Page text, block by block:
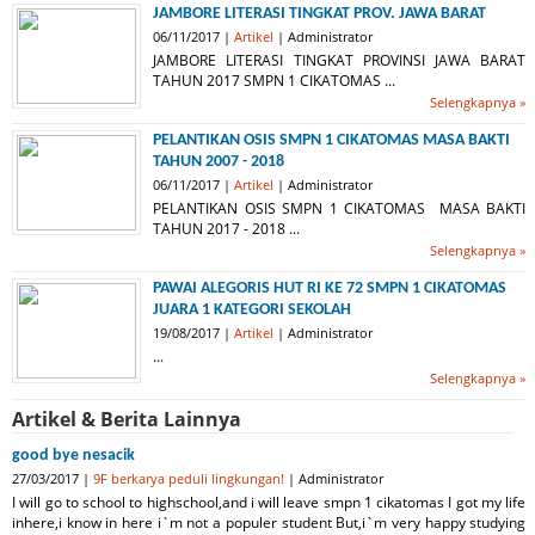
JAMBORE LITERASI TINGKAT PROV. JAWA BARAT
06/11/2017 | Artikel | Administrator
JAMBORE LITERASI TINGKAT PROVINSI JAWA BARAT
TAHUN 2017 SMPN 1 CIKATOMAS ...
Selengkapnya »
PELANTIKAN OSIS SMPN 1 CIKATOMAS MASA BAKTI
TAHUN 2007 - 2018
06/11/2017 | Artikel | Administrator
PELANTIKAN OSIS SMPN 1 CIKATOMAS MASA BAKTI
TAHUN 2017 - 2018 ...
Selengkapnya »
PAWAI ALEGORIS HUT RI KE 72 SMPN 1 CIKATOMAS
JUARA 1 KATEGORI SEKOLAH
19/08/2017 | Artikel | Administrator
...
Selengkapnya »
Artikel & Berita Lainnya
good bye nesacik
27/03/2017 | 9F berkarya peduli lingkungan! | Administrator
I will go to school to highschool,and i will leave smpn 1 cikatomas I got my life
inhere,i know in here i`m not a populer student But,i`m very happy studying